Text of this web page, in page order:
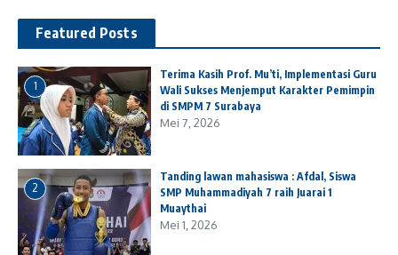
Featured Posts
1
Terima Kasih Prof. Mu’ti, Implementasi Guru
Wali Sukses Menjemput Karakter Pemimpin
di SMPM 7 Surabaya
Mei 7, 2026
2
Tanding lawan mahasiswa : Afdal, Siswa
SMP Muhammadiyah 7 raih Juarai 1
Muaythai
Mei 1, 2026